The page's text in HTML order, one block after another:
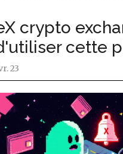
crypto
cette
23